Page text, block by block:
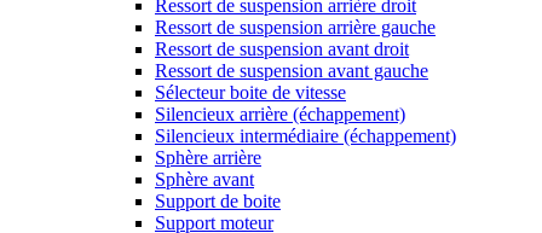
Ressort de suspension arrière droit
Ressort de suspension arrière gauche
Ressort de suspension avant droit
Ressort de suspension avant gauche
Sélecteur boite de vitesse
Silencieux arrière (échappement)
Silencieux intermédiaire (échappement)
Sphère arrière
Sphère avant
Support de boite
Support moteur